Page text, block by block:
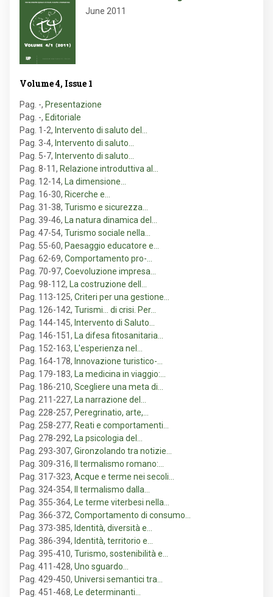
June 2011
Volume 4, Issue 1
Pag. -, Presentazione
Pag. -, Editoriale
Pag. 1-2, Intervento di saluto del…
Pag. 3-4, Intervento di saluto…
Pag. 5-7, Intervento di saluto…
Pag. 8-11, Relazione introduttiva al…
Pag. 12-14,
La dimensione…
Pag. 16-30, Ricerche e…
Pag. 31-38, Turismo e sicurezza…
Pag. 39-46,
La natura dinamica del…
Pag. 47-54, Turismo sociale nella…
Pag. 55-60, Paesaggio educatore e…
Pag. 62-69, Comportamento pro-…
Pag. 70-97, Coevoluzione impresa…
Pag. 98-112,
La costruzione dell…
Pag. 113-125, Criteri per una gestione…
Pag. 126-142, Turismi... di crisi. Per…
Pag. 144-145, Intervento di Saluto…
Pag. 146-151,
La difesa fitosanitaria…
Pag. 152-163,
L'esperienza nel…
Pag. 164-178, Innovazione turistico-…
Pag. 179-183,
La medicina in viaggio:…
Pag. 186-210, Scegliere una meta di…
Pag. 211-227,
La narrazione del…
Pag. 228-257, Peregrinatio, arte,…
Pag. 258-277, Reati e comportamenti…
Pag. 278-292,
La psicologia del…
Pag. 293-307, Gironzolando tra notizie…
Pag. 309-316,
Il termalismo romano:…
Pag. 317-323, Acque e terme nei secoli…
Pag. 324-354,
Il termalismo dalla…
Pag. 355-364,
Le terme viterbesi nella…
Pag. 366-372, Comportamento di consumo…
Pag. 373-385, Identità, diversità e…
Pag. 386-394, Identità, territorio e…
Pag. 395-410, Turismo, sostenibilità e…
Pag. 411-428, Uno sguardo…
Pag. 429-450, Universi semantici tra…
Pag. 451-468,
Le determinanti…